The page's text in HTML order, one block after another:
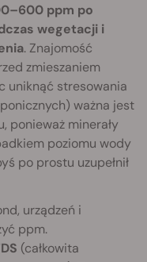
ppm po
wegetacji i
. Znajomość
zmieszaniem
uniknąć stresowania
ważna jest
ponieważ minerały
poziomu wody
po prostu uzupełnił
urządzeń i
ppm.
(całkowita